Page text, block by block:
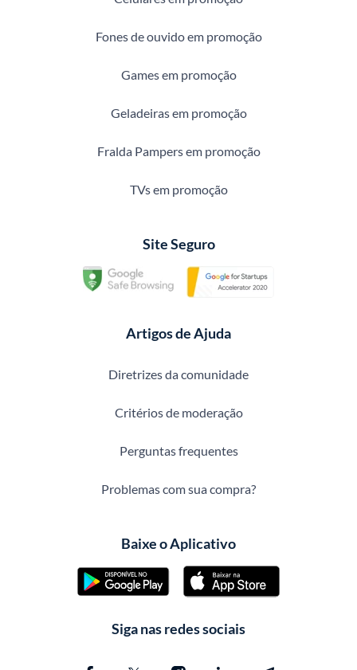
Fones de ouvido em promoção
Games em promoção
Geladeiras em promoção
Fralda Pampers em promoção
TVs em promoção
Site Seguro
Artigos de Ajuda
Diretrizes da comunidade
Critérios de moderação
Perguntas frequentes
Problemas com sua compra?
Baixe o Aplicativo
Siga nas redes sociais